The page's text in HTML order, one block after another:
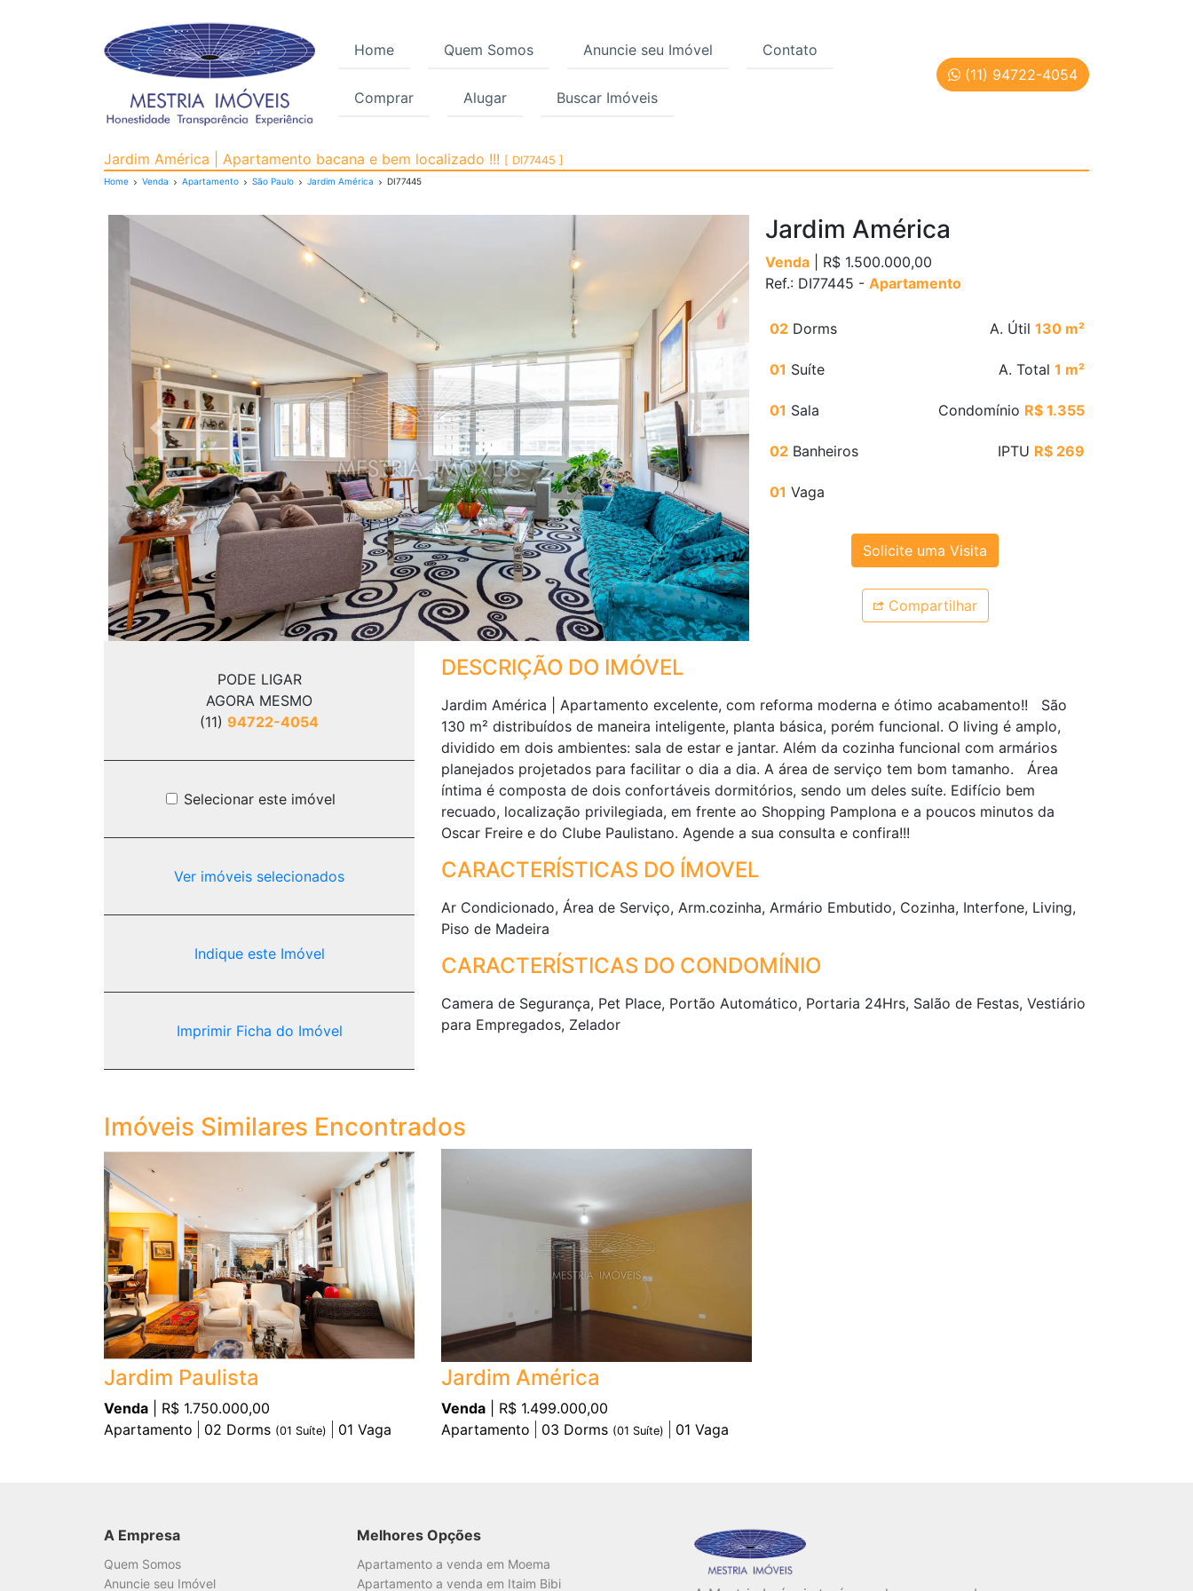
Home Quem Somos Anuncie seu Imóvel Contato
Comprar Alugar Buscar Imóveis
(11) 94722-4054
Apartamento para Venda, Jardim América, São Paulo | Cód: DI77445
Jardim América | Apartamento bacana e bem localizado !!! [ DI77445 ]
Home Venda Apartamento São Paulo Jardim América DI77445
Previous Next
Jardim América
Venda | R$ 1.500.000,00
Ref.: DI77445 - Apartamento
02 Dorms
01 Suíte
01 Sala
02 Banheiros
01 Vaga
A. Útil 130 m²
A. Total 1 m²
Condomínio R$ 1.355
IPTU R$ 269
Solicite uma Visita
Compartilhar
PODE LIGAR
AGORA MESMO
(11) 94722-4054
Selecionar este imóvel
Ver imóveis selecionados
Indique este Imóvel
Imprimir Ficha do Imóvel
DESCRIÇÃO DO IMÓVEL
Jardim América | Apartamento excelente, com reforma moderna e ótimo acabamento!! São
130 m² distribuídos de maneira inteligente, planta básica, porém funcional. O living é amplo,
dividido em dois ambientes: sala de estar e jantar. Além da cozinha funcional com armários
planejados projetados para facilitar o dia a dia. A área de serviço tem bom tamanho. Área
íntima é composta de dois confortáveis dormitórios, sendo um deles suíte. Edifício bem
recuado, localização privilegiada, em frente ao Shopping Pamplona e a poucos minutos da
Oscar Freire e do Clube Paulistano. Agende a sua consulta e confira!!!
CARACTERÍSTICAS DO ÍMOVEL
Ar Condicionado, Área de Serviço, Arm.cozinha, Armário Embutido, Cozinha, Interfone, Living,
Piso de Madeira
CARACTERÍSTICAS DO CONDOMÍNIO
Camera de Segurança, Pet Place, Portão Automático, Portaria 24Hrs, Salão de Festas, Vestiário
para Empregados, Zelador
Imóveis Similares Encontrados
Jardim Paulista
Venda | R$ 1.750.000,00
Apartamento
02 Dorms (01 Suíte) 01 Vaga
Jardim América
Venda | R$ 1.499.000,00
Apartamento
03 Dorms (01 Suíte) 01 Vaga
A Empresa
Quem Somos
Anuncie seu Imóvel
Melhores Opções
Apartamento a venda em Moema
Apartamento a venda em Itaim Bibi